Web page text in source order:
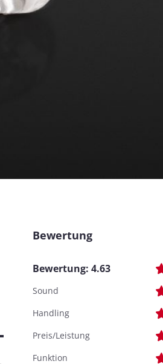
Bewertung
Bewertung: 4.63
Sound
Handling
Preis/Leistung
Funktion